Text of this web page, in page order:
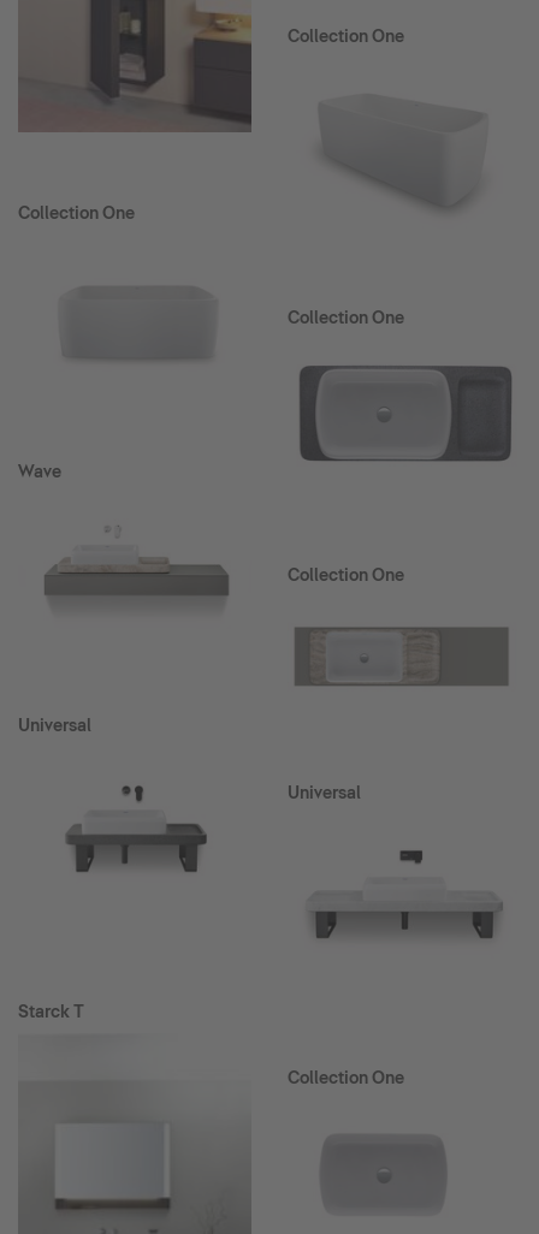
Collection One
Wave
Universal
Starck T
Collection One
Collection One
Collection One
Universal
Collection One